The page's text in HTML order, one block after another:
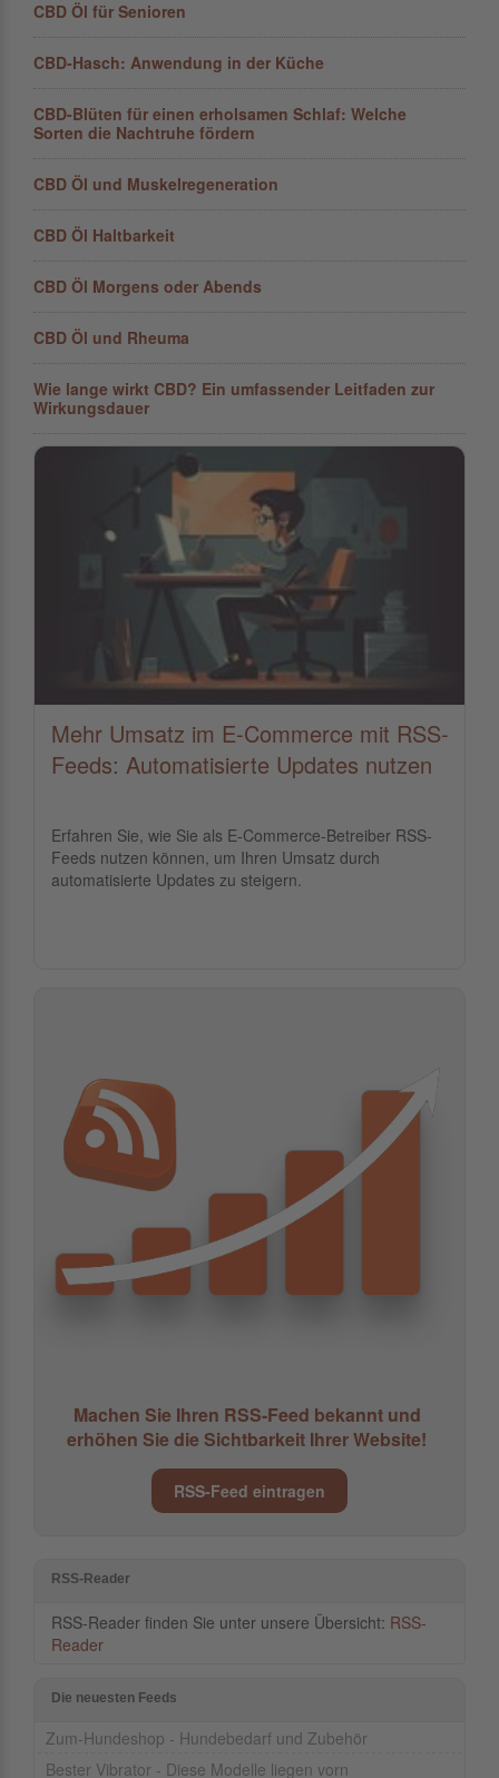
CBD Öl für Senioren
CBD-Hasch: Anwendung in der Küche
CBD-Blüten für einen erholsamen Schlaf: Welche
Sorten die Nachtruhe fördern
CBD Öl und Muskelregeneration
CBD Öl Haltbarkeit
CBD Öl Morgens oder Abends
CBD Öl und Rheuma
Wie lange wirkt CBD? Ein umfassender Leitfaden zur
Wirkungsdauer
Mehr Umsatz im E-Commerce mit RSS-
Feeds: Automatisierte Updates nutzen
Erfahren Sie, wie Sie als E-Commerce-Betreiber RSS-
Feeds nutzen können, um Ihren Umsatz durch
automatisierte Updates zu steigern.
Machen Sie Ihren RSS-Feed bekannt und
erhöhen Sie die Sichtbarkeit Ihrer Website!
RSS-Feed eintragen
RSS-Reader
RSS-Reader finden Sie unter unsere Übersicht: RSS-
Reader
Die neuesten Feeds
Zum-Hundeshop - Hundebedarf und Zubehör
Bester Vibrator - Diese Modelle liegen vorn